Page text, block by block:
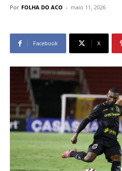
Por FOLHA DO ACO - maio 11, 2026
Facebook X